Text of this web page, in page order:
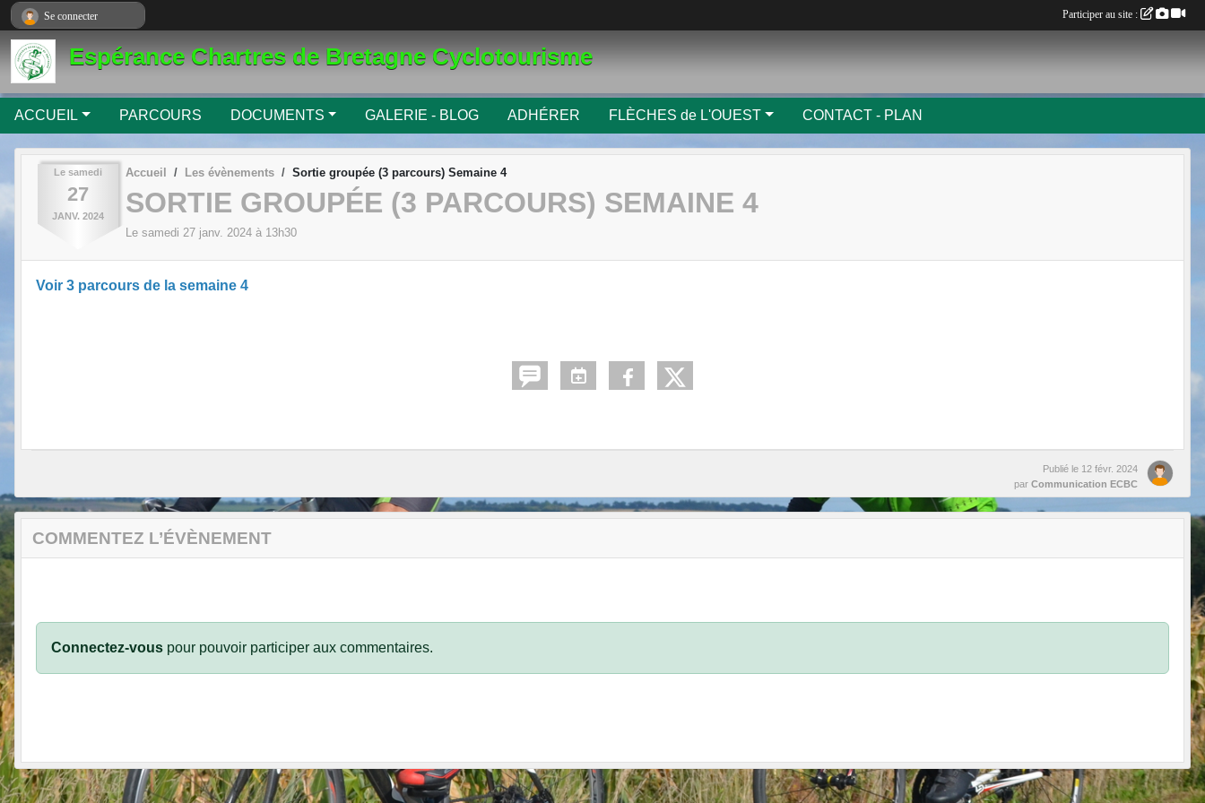
Espérance Chartres de Bretagne Cyclotourisme
ACCUEIL PARCOURS DOCUMENTS GALERIE - BLOG ADHÉRER FLÈCHES de L'OUEST CONTACT - PLAN
Le samedi
27
JANV. 2024
Accueil Les évènements Sortie groupée (3 parcours) Semaine 4
SORTIE GROUPÉE (3 PARCOURS) SEMAINE 4
Le samedi 27 janv. 2024 à 13h30
Voir 3 parcours de la semaine 4
Publié le 12 févr. 2024
par Communication ECBC
COMMENTEZ L’ÉVÈNEMENT
Connectez-vous pour pouvoir participer aux commentaires.
Se connecter Participer au site :
Panneau de gestion des cookies